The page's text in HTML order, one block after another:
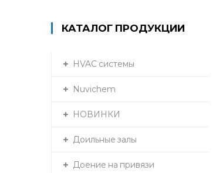
КАТАЛОГ ПРОДУКЦИИ
HVAC системы
Nuvichem
НОВИНКИ
Доильные залы
Доение на привязи